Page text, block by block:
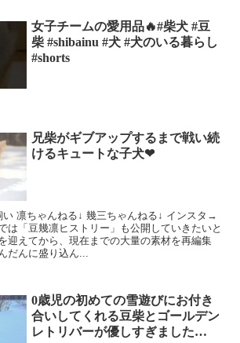
女子チームの愛用品🔥#柴犬 #豆
柴 #shibainu #犬 #犬のいる暮らし
#shorts
兄柴がギブアップするまで戦い続
けるキュートな子犬❤
い 凛ちゃんねる↓ 幾三ちゃんねる↓ インスタ→
は「豆幾凛ヒストリー」も公開していきたいと
迎えてから、現在までの大量の素材を再編集
だんに盛り込ん...
0歳児の初めての雪遊びにお付き
合いしてくれる豆柴とゴールデン
レトリバーが優しすぎました…